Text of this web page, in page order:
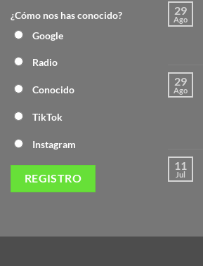
¿Cómo nos has conocido?
Google
Radio
Conocido
TikTok
Instagram
29
Ago
29
Ago
11
Jul